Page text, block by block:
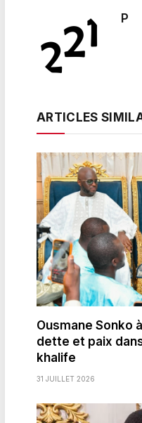
P
ARTICLES
Ousmane Sonko
dette et paix
khalife
31 JUILLET 2026